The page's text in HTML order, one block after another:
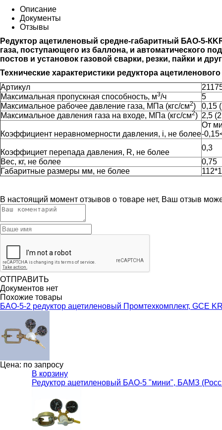
Описание
Документы
Отзывы
Редуктор ацетиленовый средне-габаритный БАО-5-К
газа, поступающего из баллона, и автоматического
постов и установок газовой сварки, резки, пайки и
Технические характеристики редуктора
Артикул
Максимальная пропускная способность, м3/ч
5
Максимальное рабочее давление газа, МПа (кгс/см2)
0,15
Максимальное давления газа на входе, МПа (кгс/см2) 2,5
Коэффициент неравномерности давления, i, не более
От
-
Коэффициет перепада давления, R, не более
0,3
Вес, кг, не более
0,75
Габаритные размеры мм, не более
В настоящий момент отзывов о товаре нет, Ваш отзыв
ОТПРАВИТЬ
Документов нет
Похожие товары
БАО-5-2 редуктор ацетиленовый Промтехкомплект, GCE
Цена: по запросу
В корзину
Редуктор ацетиленовый БАО-5 "мини", БАМЗ